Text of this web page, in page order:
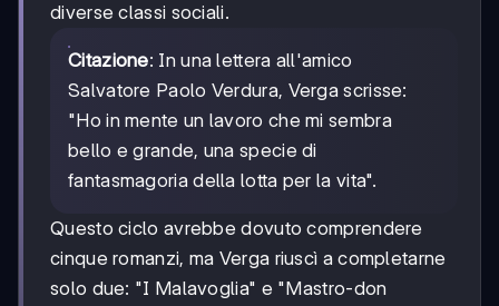
diverse classi sociali.
Citazione: In una lettera all'amico
Salvatore Paolo Verdura, Verga scrisse:
"Ho in mente un lavoro che mi sembra
bello e grande, una specie di
fantasmagoria della lotta per la vita".
Questo ciclo avrebbe dovuto comprendere
cinque romanzi, ma Verga riuscì a completarne
solo due: "I Malavoglia" e "Mastro-don